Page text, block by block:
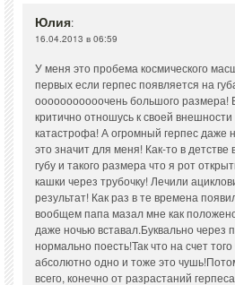
Юлия:
16.04.2013 в 06:59
У меня это пробема космического
первых если герпес появляется на
ооооооооооочень большого размера!
критично отношусь к своей
катастрофа! А огромный герпес даже
это значит для меня! Как-то в
губу и такого размера что я рот
кашки через трубочку! Лечили
результат! Как раз в те времена
вообщем папа мазал мне как
даже ночью вставал.Буквально через
нормально поесть!Так что на счет
абсолютно одно и тоже это
всего, конечно от разрастаний